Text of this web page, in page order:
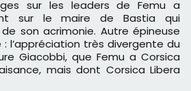
sur les leaders de Femu a
sur le maire de Bastia qui
de son acrimonie. Autre épineuse
l’appréciation très divergente du
Giacobbi, que Femu a Corsica
mais dont Corsica Libera